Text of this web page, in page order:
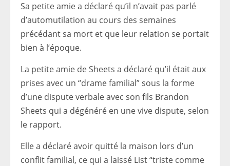
Sa petite amie a déclaré qu’il n’avait pas parlé
d’automutilation au cours des semaines
précédant sa mort et que leur relation se portait
bien à l’époque.
La petite amie de Sheets a déclaré qu’il était aux
prises avec un “drame familial” sous la forme
d’une dispute verbale avec son fils Brandon
Sheets qui a dégénéré en une vive dispute, selon
le rapport.
Elle a déclaré avoir quitté la maison lors d’un
conflit familial, ce qui a laissé List “triste comme